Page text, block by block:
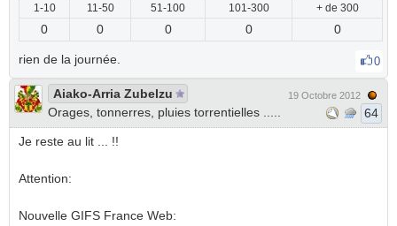
1-10 11-50 51-100 101-300 + de 300
0 0 0 0 0
rien de la journée. 0
Aiako-Arria Zubelzu
Orages, tonnerres, pluies torrentielles .....
19 Octobre 2012
64
Je reste au lit ... !!
Attention:
Nouvelle GIFS France Web: